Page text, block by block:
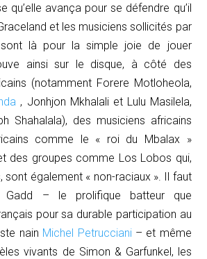
qu’elle avança pour se défendre qu’il
et les musiciens sollicités par
là pour la simple joie de jouer
ainsi sur le disque, à côté des
(notamment Forere Motloheola,
, Jonhjon Mkhalali et Lulu Masilela,
Shahalala), des musiciens africains
comme le « roi du Mbalax »
des groupes comme Los Lobos qui,
sont également « non-raciaux ». Il faut
– le prolifique batteur que
pour sa durable participation au
nain Michel Petrucciani– et même
vivants de Simon & Garfunkel, les